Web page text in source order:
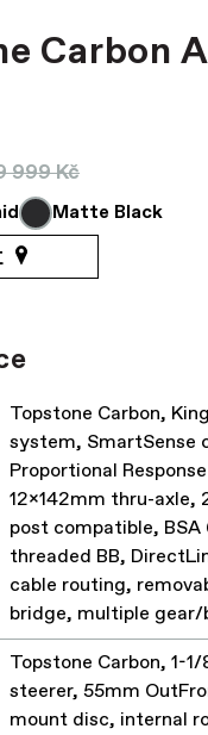
Carbon
999 Kč
Matte Black
Topstone Carbon,
system, SmartSense
Proportional
12x142mm thru-axle,
post compatible, BSA
threaded BB,
cable routing,
bridge, multiple
Topstone Carbon, 1-1/
steerer, 55mm
mount disc, internal